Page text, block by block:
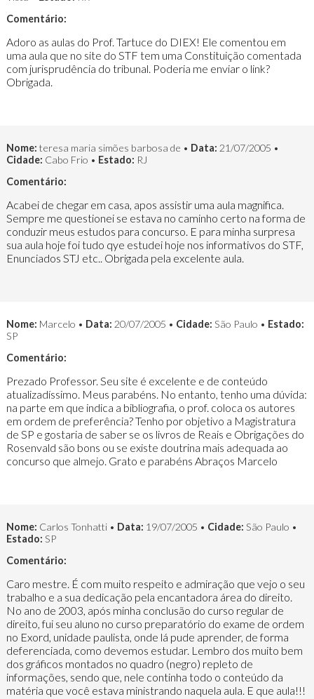
Comentário:
Adoro as aulas do Prof. Tartuce do DIEX! Ele comentou em
uma aula que no site do STF tem uma Constituição comentada
com jurisprudência do tribunal. Poderia me enviar o link?
Obrigada.
Nome: teresa maria simões barbosa de • Data: 21/07/2005 •
Cidade: Cabo Frio • Estado: RJ
Comentário:
Acabei de chegar em casa, apos assistir uma aula magnifica.
Sempre me questionei se estava no caminho certo na forma de
conduzir meus estudos para concurso. E para minha surpresa
sua aula hoje foi tudo qye estudei hoje nos informativos do STF,
Enunciados STJ etc.. Obrigada pela excelente aula.
Nome: Marcelo • Data: 20/07/2005 • Cidade: São Paulo • Estado:
SP
Comentário:
Prezado Professor. Seu site é excelente e de conteúdo
atualizadíssimo. Meus parabéns. No entanto, tenho uma dúvida:
na parte em que indica a bibliografia, o prof. coloca os autores
em ordem de preferência? Tenho por objetivo a Magistratura
de SP e gostaria de saber se os livros de Reais e Obrigações do
Rosenvald são bons ou se existe doutrina mais adequada ao
concurso que almejo. Grato e parabéns Abraços Marcelo
Nome: Carlos Tonhatti • Data: 19/07/2005 • Cidade: São Paulo •
Estado: SP
Comentário:
Caro mestre. É com muito respeito e admiração que vejo o seu
trabalho e a sua dedicação pela encantadora área do direito.
No ano de 2003, após minha conclusão do curso regular de
direito, fui seu aluno no curso preparatório do exame de ordem
no Exord, unidade paulista, onde lá pude aprender, de forma
deferenciada, como devemos estudar. Lembro dos muito bem
dos gráficos montados no quadro (negro) repleto de
informações, sendo que, nele continha todo o conteúdo da
matéria que você estava ministrando naquela aula. E que aula!!!